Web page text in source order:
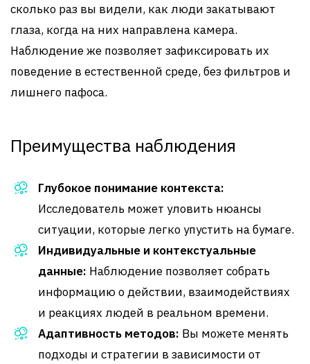
сколько раз вы видели, как люди закатывают
глаза, когда на них направлена камера.
Наблюдение же позволяет зафиксировать их
поведение в естественной среде, без фильтров и
лишнего пафоса.
Преимущества наблюдения
Глубокое понимание контекста:
Исследователь может уловить нюансы
ситуации, которые легко упустить на бумаге.
Индивидуальные и контекстуальные
данные: Наблюдение позволяет собрать
информацию о действии, взаимодействиях
и реакциях людей в реальном времени.
Адаптивность методов: Вы можете менять
подходы и стратегии в зависимости от